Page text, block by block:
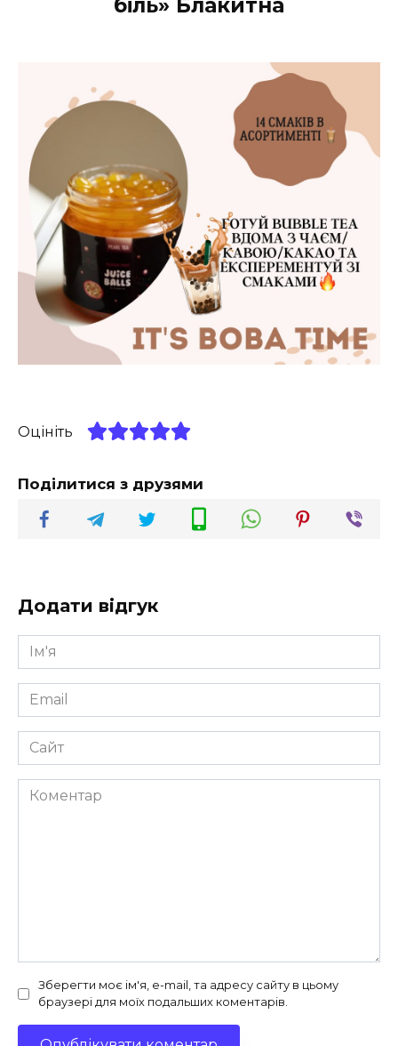
біль» Блакитна
Оцініть
Поділитися з друзями
Додати відгук
Ім'я
*
Email
*
Сайт
Коментар
Зберегти моє ім'я, e-mail, та адресу сайту в цьому
браузері для моїх подальших коментарів.